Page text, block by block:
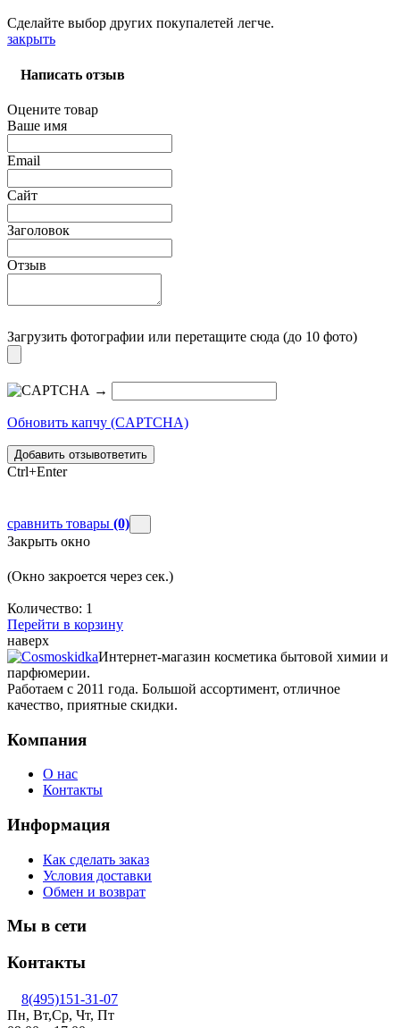
Сделайте выбор других покупалетей легче.
закрыть
Написать отзыв
Оцените товар
Ваше имя
Email
Сайт
Заголовок
Отзыв
Загрузить фотографии или перетащите сюда (до 10 фото)
→
Обновить капчу (CAPTCHA)
Добавить отзывответить
Ctrl+Enter
сравнить товары (0)
Закрыть окно
(Окно закроется через сек.)
Количество: 1
Перейти в корзину
наверх
Интернет-магазин косметика бытовой химии и
парфюмерии.
Работаем с 2011 года. Большой ассортимент, отличное
качество, приятные скидки.
Компания
О нас
Контакты
Информация
Как сделать заказ
Условия доставки
Обмен и возврат
Мы в сети
Контакты
8(495)151-31-07
Пн, Вт,Ср, Чт, Пт